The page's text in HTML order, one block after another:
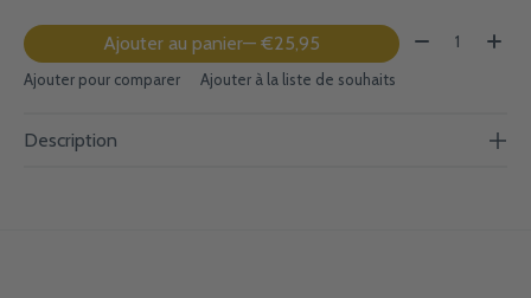
Ajouter au panier — €25,95 Quantité:
Ajouter pour comparer Ajouter à la liste de souhaits
Description